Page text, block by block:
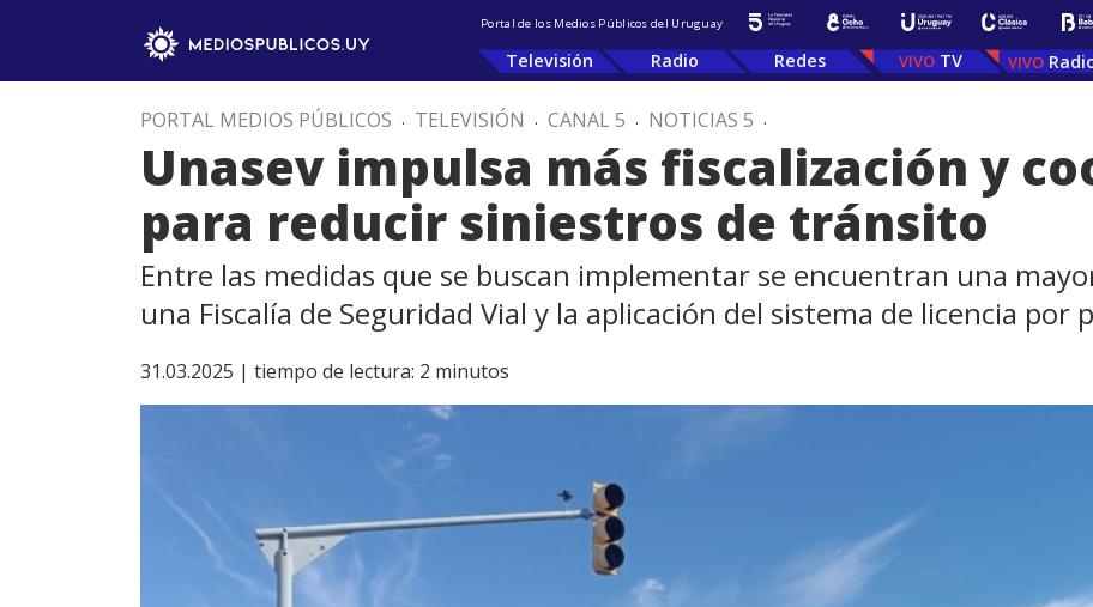
Portal de los Medios Públicos del Uruguay
Televisión Radio Redes TV
PORTAL MEDIOS PÚBLICOS . TELEVISIÓN . CANAL 5 . NOTICIAS 5 .
Unasev impulsa más fiscalización y
para reducir siniestros de tránsito
Entre las medidas que se buscan implementar se encuentran una
una Fiscalía de Seguridad Vial y la aplicación del sistema de licencia por
31.03.2025 | tiempo de lectura: 2 minutos